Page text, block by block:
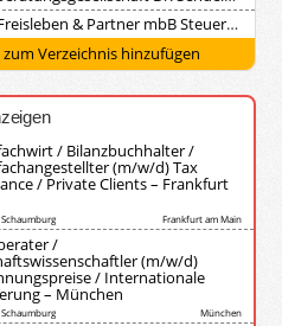
Steuerfachangestellten (Diederich
Schels Freisleben & Partner mbB Steuerberater
Verzeichnis hinzufügen
/ Bilanzbuchhalter /
(m/w/d) Tax
/ Private Clients – Frankfurt
Frankfurt am Main
/
(m/w/d)
/ Internationale
– München
München